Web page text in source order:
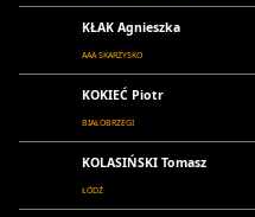
KŁAK Agnieszka
AAA SKARŻYSKO
KOKIEĆ Piotr
BIAŁOBRZEGI
KOLASIŃSKI Tomasz
ŁÓDŹ